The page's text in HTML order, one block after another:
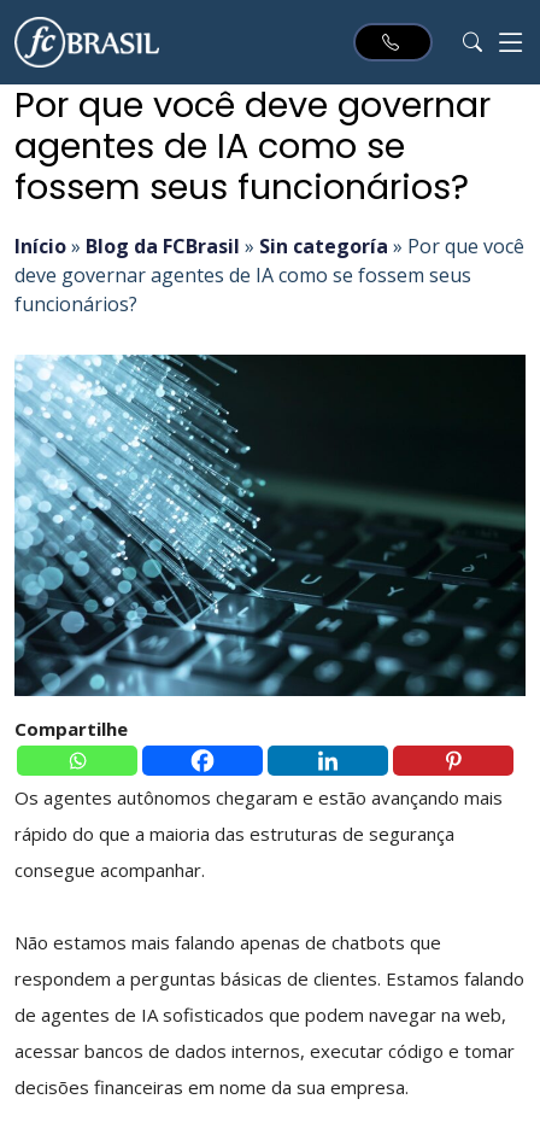
Por que você deve governar
agentes de IA como se
fossem seus funcionários?
Início» Blog da FCBrasil » Sin categoría » Por que você
deve governar agentes de IA como se fossem seus
funcionários?
Compartilhe
Os agentes autônomos chegaram e estão avançando mais
rápido do que a maioria das estruturas de segurança
consegue acompanhar.
Não estamos mais falando apenas de chatbots que
respondem a perguntas básicas de clientes. Estamos falando
de agentes de IA sofisticados que podem navegar na web,
acessar bancos de dados internos, executar código e tomar
decisões financeiras em nome da sua empresa.